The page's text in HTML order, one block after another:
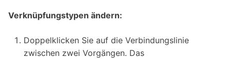
Verknüpfungstypen ändern:
Doppelklicken Sie auf die Verbindungslinie
zwischen zwei Vorgängen. Das